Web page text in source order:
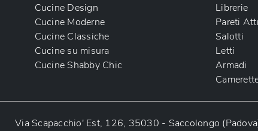
Cucine Design
Cucine Moderne
Cucine Classiche
Cucine su misura
Cucine Shabby Chic
Librerie
Pareti
Salotti
Letti
Armadi
Via Scapacchio' Est, 126, 35030 - Saccolongo